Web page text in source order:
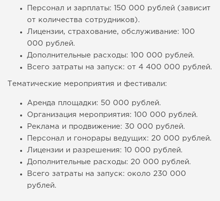
Персонал и зарплаты: 150 000 рублей (зависит
от количества сотрудников).
Лицензии, страхование, обслуживание: 100
000 рублей.
Дополнительные расходы: 100 000 рублей.
Всего затраты на запуск: от 4 400 000 рублей.
Тематические мероприятия и фестивали:
Аренда площадки: 50 000 рублей.
Организация мероприятия: 100 000 рублей.
Реклама и продвижение: 30 000 рублей.
Персонал и гонорары ведущих: 20 000 рублей.
Лицензии и разрешения: 10 000 рублей.
Дополнительные расходы: 20 000 рублей.
Всего затраты на запуск: около 230 000
рублей.